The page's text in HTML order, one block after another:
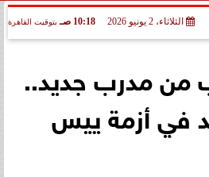
الثلاثاء، 2 يونيو 2026 10:18 صـ بتوقيت القاهرة
من مدرب جديد..
في أزمة ييس